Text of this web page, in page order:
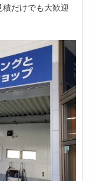
だけでも大歓迎